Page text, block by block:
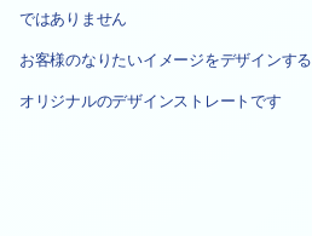
ではありません
お客様のなりたいイメージをデザインする
オリジナルのデザインストレートです